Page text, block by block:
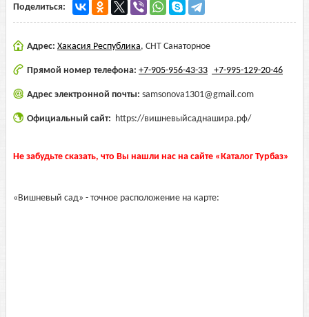
Поделиться:
Адрес: Хакасия Республика, СНТ Санаторное
Прямой номер телефона: +7-905-956-43-33 +7-995-129-20-46
Адрес электронной почты: samsonova1301@gmail.com
Официальный сайт: https://вишневыйсаднашира.рф/
Не забудьте сказать, что Вы нашли нас на сайте «Каталог Турбаз»
«Вишневый сад» - точное расположение на карте: